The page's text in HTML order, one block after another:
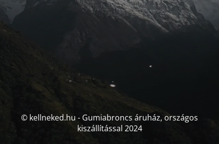
© kellneked.hu - Gumiabroncs áruház, országos
kiszállítással 2024